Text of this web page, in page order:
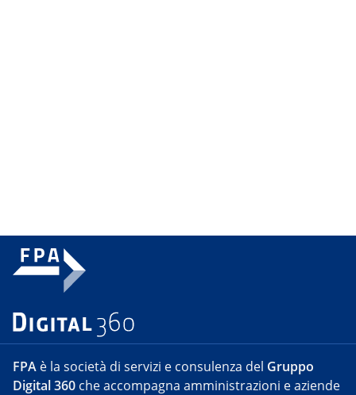
FPA è la società di servizi e consulenza del Gruppo
Digital 360 che accompagna amministrazioni e aziende